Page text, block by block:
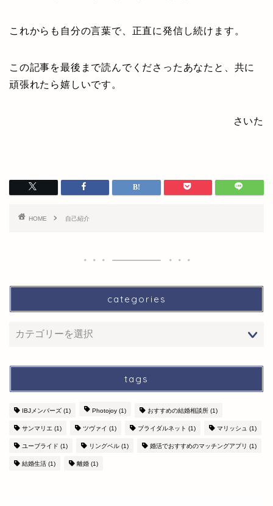
これからも自分の言葉で、正直に発信し続けます。
この記事を最後まで読んでくださったあなたと、共に
頑張れたら嬉しいです。
さいた
HOME 自己紹介
categories
tags
IBJメンバーズ (1) Photojoy (1) おすすめの結婚相談所 (1)
サンマリエ (1) ツヴァイ (1) ブライダルネット (1) マリッシュ (1)
ユーブライド (1) リングベル (1) 婚活でおすすめのマッチングアプリ (1)
結婚生活 (1) 離婚 (1)